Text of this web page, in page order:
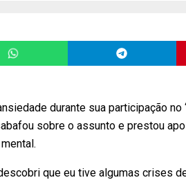
durante sua participação no
sobre o assunto e prestou
que eu tive algumas crises